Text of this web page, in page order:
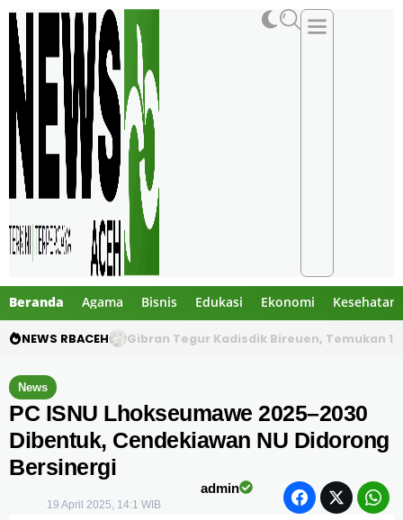
Beranda Agama Bisnis Edukasi Ekonomi Kesehatan
NEWS RBACEH PHE NSO Klarifikasi Dugaan Bau Amoniak
News
PC ISNU Lhokseumawe 2025–2030
Dibentuk, Cendekiawan NU Didorong
Bersinergi
admin
19 April 2025, 14:1 WIB